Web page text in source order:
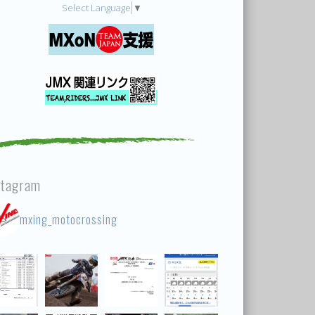
Select Language ▼
mxing_motocrossing